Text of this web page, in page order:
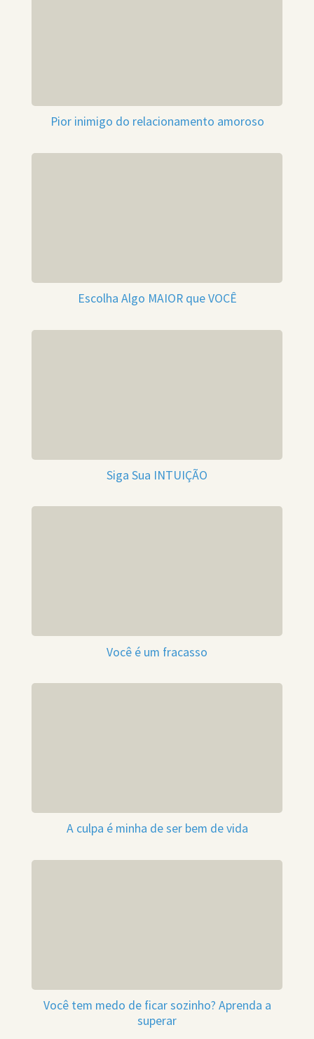
Pior inimigo do relacionamento amoroso
Escolha Algo MAIOR que VOCÊ
Siga Sua INTUIÇÃO
Você é um fracasso
A culpa é minha de ser bem de vida
Você tem medo de ficar sozinho? Aprenda a
superar